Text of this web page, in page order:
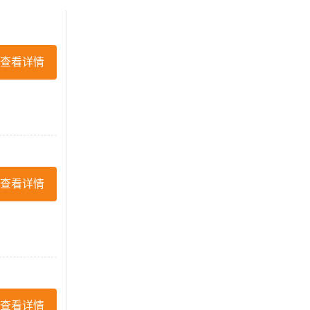
查看详情
查看详情
查看详情